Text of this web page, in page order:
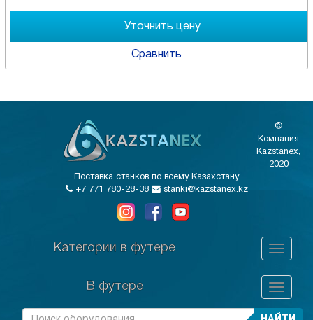
Сравнить
©
Компания
Kazstanex,
2020
Поставка станков по всему Казахстану
+7 771 780-28-38
stanki@kazstanex.kz
Категории в футере
В футере